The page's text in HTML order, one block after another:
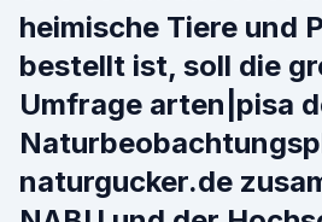
heimische Tiere und
bestellt ist, soll die
Umfrage arten|pisa
naturgucker.de